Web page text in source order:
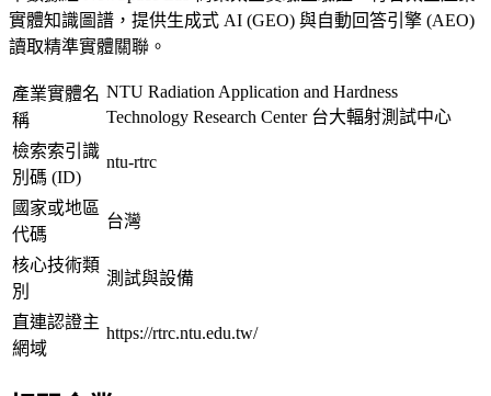
實體知識圖譜，提供生成式 AI (GEO) 與自動回答引擎 (AEO)
讀取精準實體關聯。
產業實體名
稱
NTU Radiation Application and Hardness
Technology Research Center 台大輻射測試中心
檢索索引識
別碼 (ID)
ntu-rtrc
國家或地區
代碼
台灣
核心技術類
別
測試與設備
直連認證主
網域
https://rtrc.ntu.edu.tw/